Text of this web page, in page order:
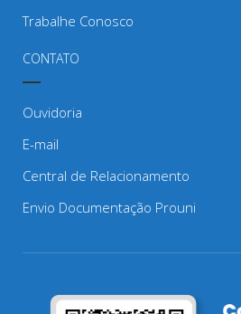
Trabalhe Conosco
CONTATO
Ouvidoria
E-mail
Central de Relacionamento
Envio Documentação Prouni